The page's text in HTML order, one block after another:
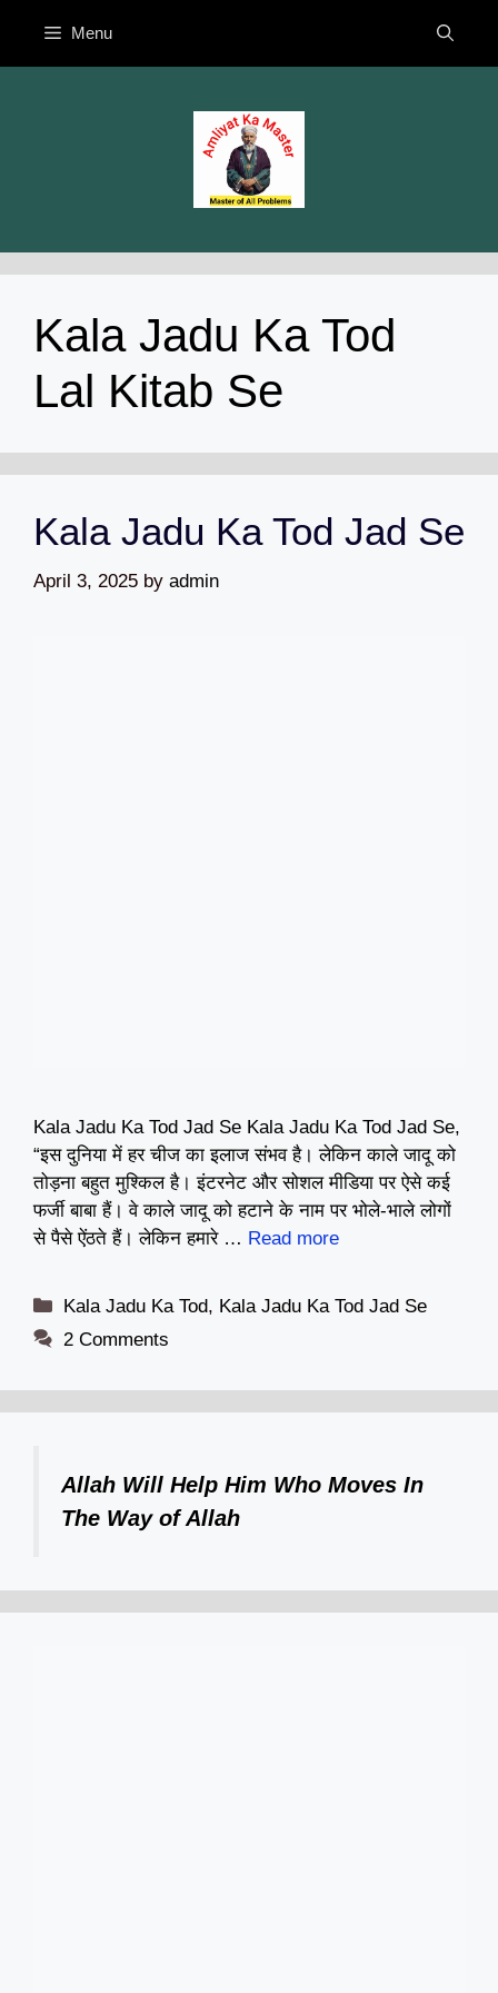
content
Menu
Kala Jadu Ka Tod
Lal Kitab Se
Kala Jadu Ka Tod Jad Se
April 3, 2025 by admin
Kala Jadu Ka Tod Jad Se Kala Jadu Ka Tod Jad Se,
“इस दुनिया में हर चीज का इलाज संभव है। लेकिन काले जादू को
तोड़ना बहुत मुश्किल है। इंटरनेट और सोशल मीडिया पर ऐसे कई
फर्जी बाबा हैं। वे काले जादू को हटाने के नाम पर भोले-भाले लोगों
से पैसे ऐंठते हैं। लेकिन हमारे … Read more
Categories
Kala Jadu Ka Tod, Kala Jadu Ka Tod Jad Se
2 Comments
Allah Will Help Him Who Moves In
The Way of Allah